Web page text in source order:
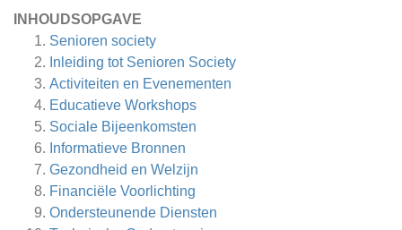
INHOUDSOPGAVE
Senioren society
Inleiding tot Senioren Society
Activiteiten en Evenementen
Educatieve Workshops
Sociale Bijeenkomsten
Informatieve Bronnen
Gezondheid en Welzijn
Financiële Voorlichting
Ondersteunende Diensten